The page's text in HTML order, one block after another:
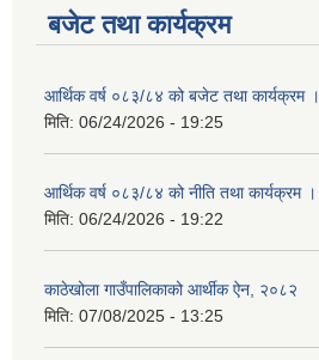
बजेट तथा कार्यक्रम
आर्थिक वर्ष ०८३/८४ को बजेट तथा कार्यक्रम ।
मिति: 06/24/2026 - 19:25
आर्थिक वर्ष ०८३/८४ को नीति तथा कार्यक्रम ।
मिति: 06/24/2026 - 19:22
काठेखोला गाउँपालिकाको आर्थीक ऐन, २०८२
मिति: 07/08/2025 - 13:25